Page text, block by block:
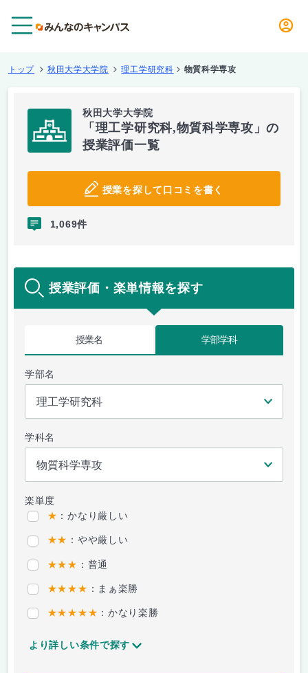
トップ 秋田大学大学院 理工学研究科 物質科学専攻
秋田大学大学院
「理工学研究科,物質科学専攻」の
授業評価一覧
授業を探して口コミを書く
1,069件
授業評価・楽単情報を探す
授業名 学部学科
学部名
学科名
楽単度
★ ：かなり厳しい
★★ ：やや厳しい
★★★ ：普通
★★★★ ：まぁ楽勝
★★★★★ ：かなり楽勝
より詳しい条件で探す